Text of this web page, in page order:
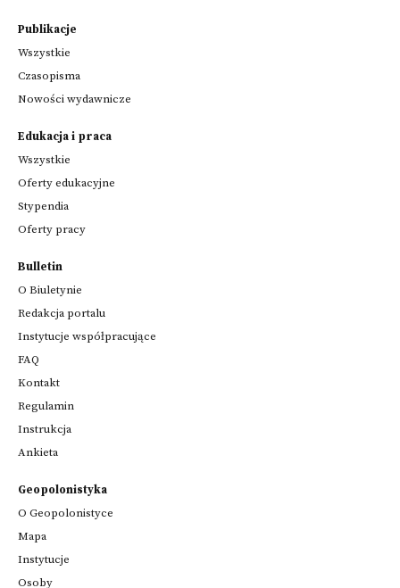
Publikacje
Wszystkie
Czasopisma
Nowości wydawnicze
Edukacja i praca
Wszystkie
Oferty edukacyjne
Stypendia
Oferty pracy
Bulletin
O Biuletynie
Redakcja portalu
Instytucje współpracujące
FAQ
Kontakt
Regulamin
Instrukcja
Ankieta
Geopolonistyka
O Geopolonistyce
Mapa
Instytucje
Osoby